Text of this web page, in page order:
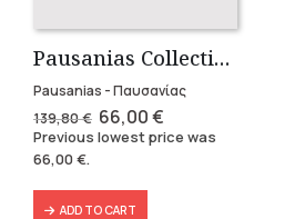
Pausanias Collection – Hardbound (3 volumes)
Pausanias - Παυσανίας
139,80€ Original
price
was:
66,00€Current
price
is:
Previous lowest price was
66,00€.
ADD TO CART